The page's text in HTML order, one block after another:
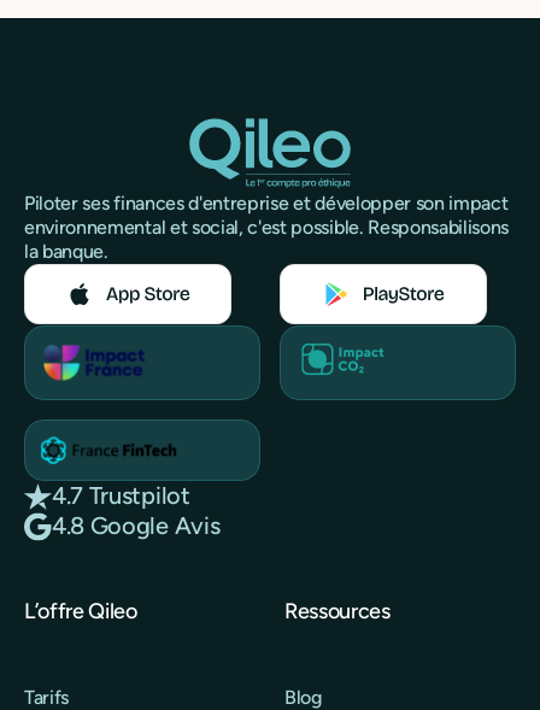
Piloter ses finances d'entreprise et développer son impact
environnemental et social, c'est possible. Responsabilisons
la banque.
4.7 Trustpilot
4.8 Google Avis
L’offre Qileo
Tarifs
Ressources
Blog